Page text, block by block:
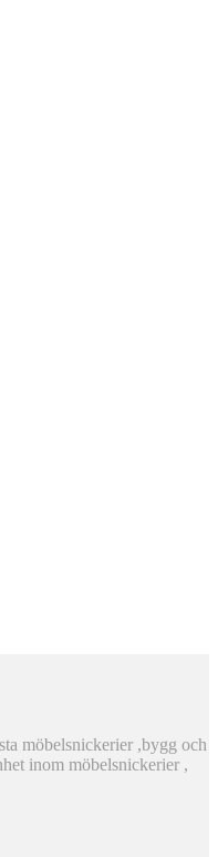
möbelsnickerier ,bygg och
inom möbelsnickerier ,